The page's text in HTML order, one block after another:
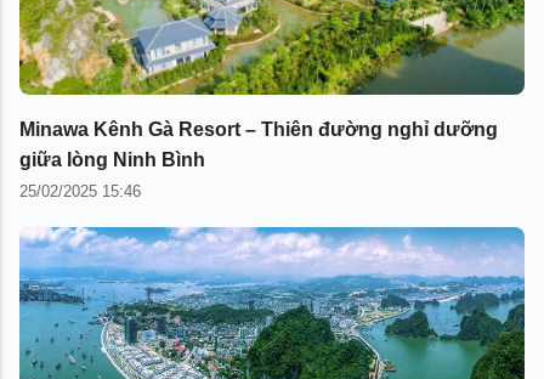
Minawa Kênh Gà Resort – Thiên đường nghỉ dưỡng
giữa lòng Ninh Bình
25/02/2025 15:46